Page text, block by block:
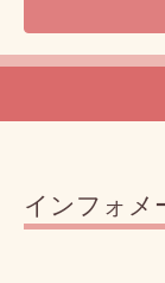
インフォメ